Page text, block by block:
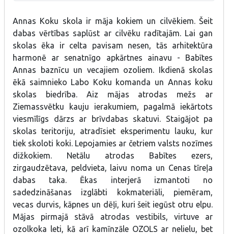
Annas Koku skola ir māja kokiem un cilvēkiem. Šeit
dabas vērtības saplūst ar cilvēku radītajām. Lai gan
skolas ēka ir celta pavisam nesen, tās arhitektūra
harmonē ar senatnīgo apkārtnes ainavu - Babītes
Annas baznīcu un vecajiem ozoliem. Ikdienā skolas
ēkā saimnieko Labo Koku komanda un Annas koku
skolas biedrība. Aiz mājas atrodas mežs ar
Ziemassvētku kauju ierakumiem, pagalmā iekārtots
viesmīlīgs dārzs ar brīvdabas skatuvi. Staigājot pa
skolas teritoriju, atradīsiet eksperimentu lauku, kur
tiek skoloti koki. Lepojamies ar četriem valsts nozīmes
dižkokiem. Netālu atrodas Babītes ezers,
zirgaudzētava, peldvieta, laivu noma un Cenas tīreļa
dabas taka. Ēkas interjerā izmantoti no
sadedzināšanas izglābti kokmateriāli, piemēram,
vecas durvis, kāpnes un dēļi, kuri šeit iegūst otru elpu.
Mājas pirmajā stāvā atrodas vestibils, virtuve ar
ozolkoka leti, kā arī kamīnzāle OZOLS ar nelielu, bet